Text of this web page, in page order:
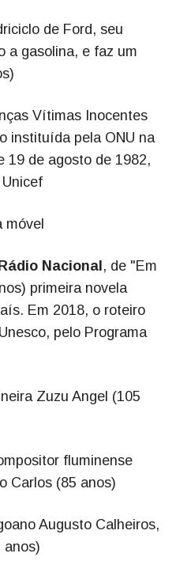
de Ford, seu
a gasolina, e faz um
Vítimas Inocentes
instituída pela ONU na
19 de agosto de 1982,
móvel
Rádio Nacional , de "Em
primeira novela
Em 2018, o roteiro
pelo Programa
Zuzu Angel (105
fluminense
Carlos (85 anos)
Augusto Calheiros,
anos)